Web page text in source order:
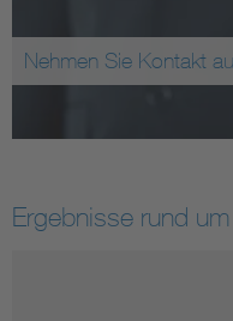
Nehmen Sie Kontakt
Ergebnisse rund